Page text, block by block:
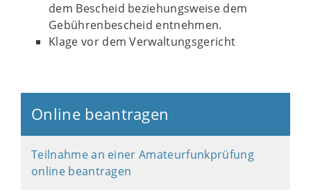
dem Bescheid beziehungsweise dem
Gebührenbescheid entnehmen.
Klage vor dem Verwaltungsgericht
Online beantragen
Teilnahme an einer Amateurfunkprüfung
online beantragen